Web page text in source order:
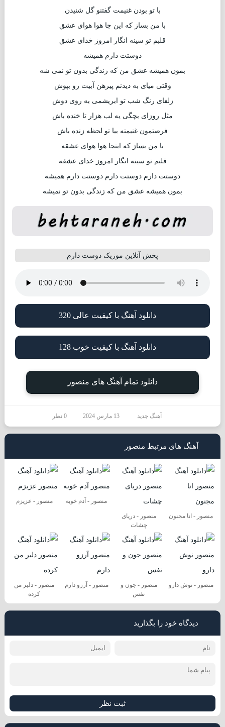
با تو بودن غنیمت گفتنو گل شنیدن
با من بساز که این جا هوا هوای عشق
قلبم تو سینه انگار امروز خدای عشق
دوستت دارم همیشه
بمون همیشه عشق من که زندگی بدون تو نمی شه
وقتی میای به دیدنم پیرهن آبیت رو بپوش
زلفای رنگ شب تو ابریشمی به روی دوش
مثل روزای بچگی یه لب هزار تا خنده باش
فرصتمون غنیمته بیا تو لحظه زنده باش
با من بساز که اینجا هوا هوای عشقه
قلبم تو سینه انگار امروز خدای عشقه
دوستت دارم دوستت دارم دوستت دارم همیشه
بمون همیشه عشق من که زندگی بدون تو نمیشه
پخش آنلاین موزیک دوست دارم
دانلود آهنگ با کیفیت عالی 320
دانلود آهنگ با کیفیت خوب 128
دانلود تمام آهنگ های منصور
آهنگ جدید 13 مارس 2024 0 نظر
آهنگ های مرتبط منصور
منصور - انا مجنون
منصور - دریای
چشات
منصور - آدم خوبه منصور - عزیزم
منصور - نوش دارو
منصور - جون و
نفس
منصور - آرزو دارم
منصور - دلبر من
کرده
دیدگاه خود را بگذارید
ثبت نظر